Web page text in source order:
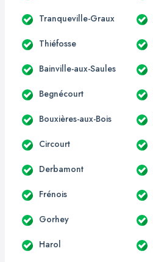
Tranqueville-Graux
Thiéfosse
Bainville-aux-Saules
Begnécourt
Bouxières-aux-Bois
Circourt
Derbamont
Frénois
Gorhey
Harol